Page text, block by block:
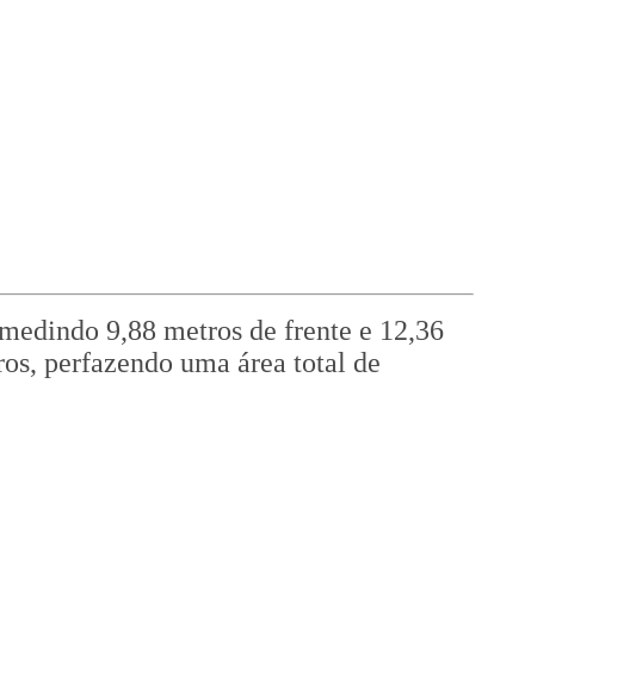
9,88 metros de frente e 12,36
perfazendo uma área total de